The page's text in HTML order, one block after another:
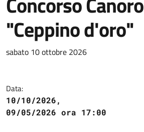
"Ceppino d'oro"
sabato 10 ottobre 2026
Data:
10/10/2026,
09/05/2026 ora 17:00